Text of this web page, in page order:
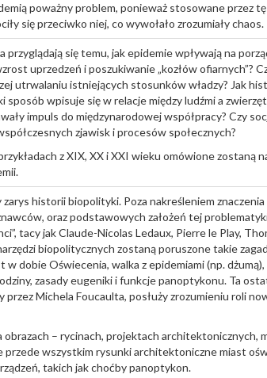
poważny problem, ponieważ stosowane przez
się przeciwko niej, co wywołało zrozumiały chaos.
się temu, jak epidemie wpływają na
uprzedzeń i poszukiwanie „kozłów ofiarnych”?
utrwalaniu istniejących stosunków władzy? Jak
sposób wpisuje się w relacje między ludźmi a
impuls do międzynarodowej współpracy? Czy
zjawisk i procesów społecznych?
z XIX, XX i XXI wieku omówione zostaną
zarys historii biopolityki. Poza nakreśleniem
oraz podstawowych założeń tej
tacy jak Claude-Nicolas Ledaux, Pierre le Play,
biopolitycznych zostaną poruszone takie
dobie Oświecenia, walka z epidemiami (np.
zasady eugeniki i funkcje panoptykonu. Ta
przez Michela Foucaulta, posłuży zrozumieniu roli
obrazach – rycinach, projektach architektonicznych,
przede wszystkim rysunki architektoniczne miast
takich jak choćby panoptykon.